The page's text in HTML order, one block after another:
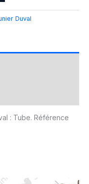
Duval
: Tube. Référence